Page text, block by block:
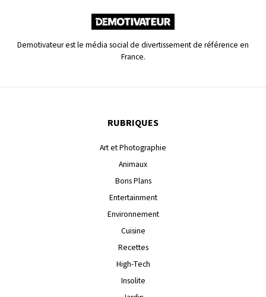
Demotivateur est le média social de divertissement de référence en
France.
RUBRIQUES
Art et Photographie
Animaux
Bons Plans
Entertainment
Environnement
Cuisine
Recettes
High-Tech
Insolite